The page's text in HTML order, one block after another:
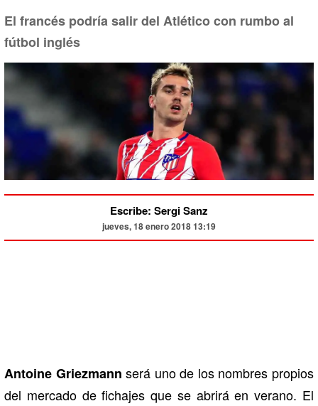
El francés podría salir del Atlético con rumbo al
fútbol inglés
Escribe: Sergi Sanz
jueves, 18 enero 2018 13:19
Antoine Griezmann será uno de los nombres propios
del mercado de fichajes que se abrirá en verano. El